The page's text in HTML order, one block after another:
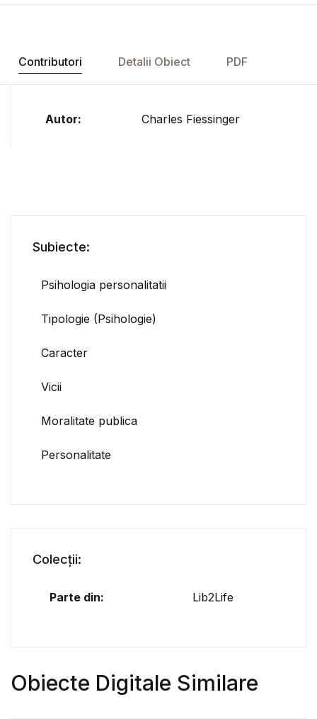
Contributori Detalii Obiect PDF
Autor: Charles Fiessinger
Subiecte:
Psihologia personalitatii
Tipologie (Psihologie)
Caracter
Vicii
Moralitate publica
Personalitate
Colecții:
Parte din: Lib2Life
Obiecte Digitale Similare